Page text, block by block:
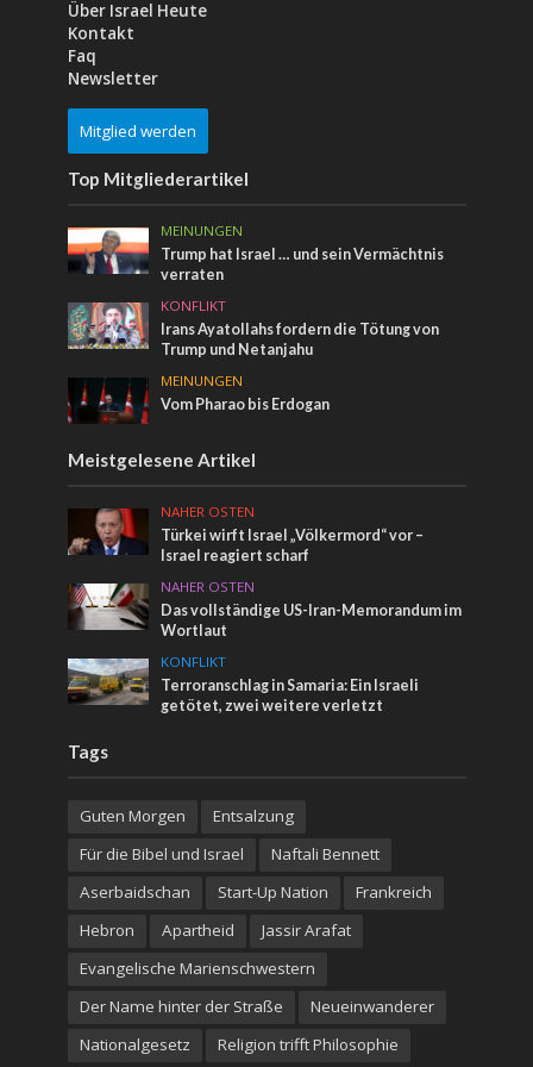
Über Israel Heute
Kontakt
Faq
Newsletter
Mitglied werden
Top Mitgliederartikel
MEINUNGEN
Trump hat Israel … und sein Vermächtnis
verraten
KONFLIKT
Irans Ayatollahs fordern die Tötung von
Trump und Netanjahu
MEINUNGEN
Vom Pharao bis Erdogan
Meistgelesene Artikel
NAHER OSTEN
Türkei wirft Israel „Völkermord“ vor –
Israel reagiert scharf
NAHER OSTEN
Das vollständige US-Iran-Memorandum im
Wortlaut
KONFLIKT
Terroranschlag in Samaria: Ein Israeli
getötet, zwei weitere verletzt
Tags
Guten Morgen
Entsalzung
Für die Bibel und Israel
Naftali Bennett
Aserbaidschan
Start-Up Nation
Frankreich
Hebron
Apartheid
Jassir Arafat
Evangelische Marienschwestern
Der Name hinter der Straße
Neueinwanderer
Nationalgesetz
Religion trifft Philosophie